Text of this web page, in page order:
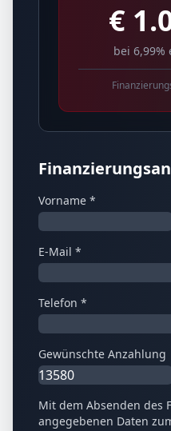
€
bei 6,99%
Vorname *
E-Mail *
Telefon *
Gewünschte Anzahlung
Mit dem Absenden des
angegebenen Daten